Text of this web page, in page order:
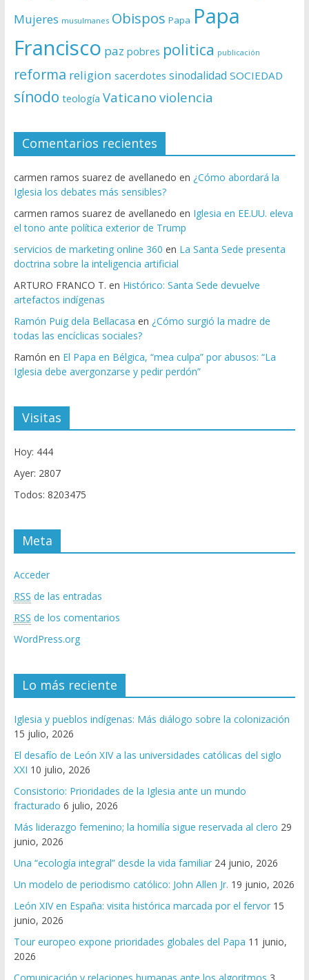
Mujeres musulmanes Obispos Papa Papa
Francisco paz pobres politica publicación
reforma religion sacerdotes sinodalidad SOCIEDAD
sínodo teología Vaticano violencia
Comentarios recientes
carmen ramos suarez de avellanedo en ¿Cómo abordará la
Iglesia los debates más sensibles?
carmen ramos suarez de avellanedo en Iglesia en EE.UU. eleva
el tono ante política exterior de Trump
servicios de marketing online 360 en La Santa Sede presenta
doctrina sobre la inteligencia artificial
ARTURO FRANCO T. en Histórico: Santa Sede devuelve
artefactos indígenas
Ramón Puig dela Bellacasa en ¿Cómo surgió la madre de
todas las encíclicas sociales?
Ramón en El Papa en Bélgica, “mea culpa” por abusos: “La
Iglesia debe avergonzarse y pedir perdón”
Visitas
Hoy: 444
Ayer: 2807
Todos: 8203475
Meta
Acceder
RSS de las entradas
RSS de los comentarios
WordPress.org
Lo más reciente
Iglesia y pueblos indígenas: Más diálogo sobre la colonización
15 julio, 2026
El desafío de León XIV a las universidades católicas del siglo
XXI 10 julio, 2026
Consistorio: Prioridades de la Iglesia ante un mundo
fracturado 6 julio, 2026
Más liderazgo femenino; la homilía sigue reservada al clero 29
junio, 2026
Una “ecología integral” desde la vida familiar 24 junio, 2026
Un modelo de periodismo católico: John Allen Jr. 19 junio, 2026
León XIV en España: visita histórica marcada por el fervor 15
junio, 2026
Tour europeo expone prioridades globales del Papa 11 junio,
2026